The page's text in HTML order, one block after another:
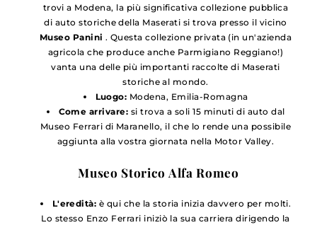
trovi a Modena, la più significativa collezione pubblica
di auto storiche della Maserati si trova presso il vicino
Museo Panini . Questa collezione privata (in un'azienda
agricola che produce anche Parmigiano Reggiano!)
vanta una delle più importanti raccolte di Maserati
storiche al mondo.
Luogo: Modena, Emilia-Romagna
Come arrivare: si trova a soli 15 minuti di auto dal
Museo Ferrari di Maranello, il che lo rende una possibile
aggiunta alla vostra giornata nella Motor Valley.
Museo Storico Alfa Romeo
L'eredità: è qui che la storia inizia davvero per molti.
Lo stesso Enzo Ferrari iniziò la sua carriera dirigendo la